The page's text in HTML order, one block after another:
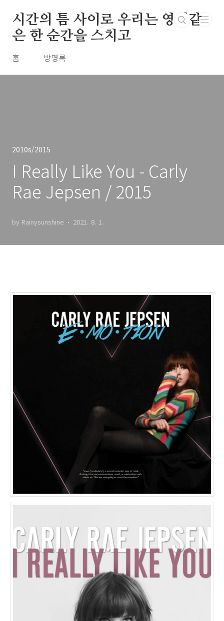
시간의 틈 사이로 우리는 영원같
은 한 순간을 스치고
홈 방명록
2010s/2015
I Really Like You - Carly
Rae Jepsen / 2015
by Rainysunshine 2021. 8. 1.